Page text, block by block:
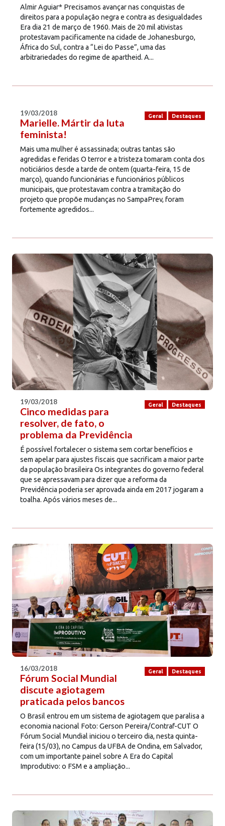
Almir Aguiar* Precisamos avançar nas conquistas de
direitos para a população negra e contra as desigualdades
Era dia 21 de março de 1960. Mais de 20 mil ativistas
protestavam pacificamente na cidade de Johanesburgo,
África do Sul, contra a “Lei do Passe”, uma das
arbitrariedades do regime de apartheid. A...
Geral Destaques
19/03/2018
Marielle. Mártir da luta
feminista!
Mais uma mulher é assassinada; outras tantas são
agredidas e feridas O terror e a tristeza tomaram conta dos
noticiários desde a tarde de ontem (quarta-feira, 15 de
março), quando funcionárias e funcionários públicos
municipais, que protestavam contra a tramitação do
projeto que propõe mudanças no SampaPrev, foram
fortemente agredidos...
Geral Destaques
19/03/2018
Cinco medidas para
resolver, de fato, o
problema da Previdência
É possível fortalecer o sistema sem cortar benefícios e
sem apelar para ajustes fiscais que sacrificam a maior parte
da população brasileira Os integrantes do governo federal
que se apressavam para dizer que a reforma da
Previdência poderia ser aprovada ainda em 2017 jogaram a
toalha. Após vários meses de...
Geral Destaques
16/03/2018
Fórum Social Mundial
discute agiotagem
praticada pelos bancos
O Brasil entrou em um sistema de agiotagem que paralisa a
economia nacional Foto: Gerson Pereira/Contraf-CUT O
Fórum Social Mundial iniciou o terceiro dia, nesta quinta-
feira (15/03), no Campus da UFBA de Ondina, em Salvador,
com um importante painel sobre A Era do Capital
Improdutivo: o FSM e a ampliação...